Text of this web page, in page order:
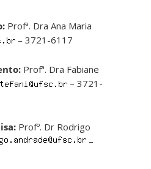
Profª. Dra Ana Maria
– 3721-6117
Profª. Dra Fabiane
– 3721-
Profº. Dr Rodrigo
–